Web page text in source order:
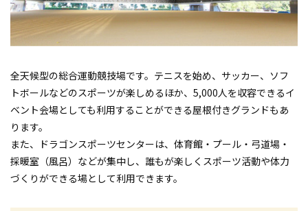
全天候型の総合運動競技場です。テニスを始め、サッカー、ソフ
トボールなどのスポーツが楽しめるほか、5,000人を収容できるイ
ベント会場としても利用することができる屋根付きグランドもあ
ります。
また、ドラゴンスポーツセンターは、体育館・プール・弓道場・
採暖室（風呂）などが集中し、誰もが楽しくスポーツ活動や体力
づくりができる場として利用できます。